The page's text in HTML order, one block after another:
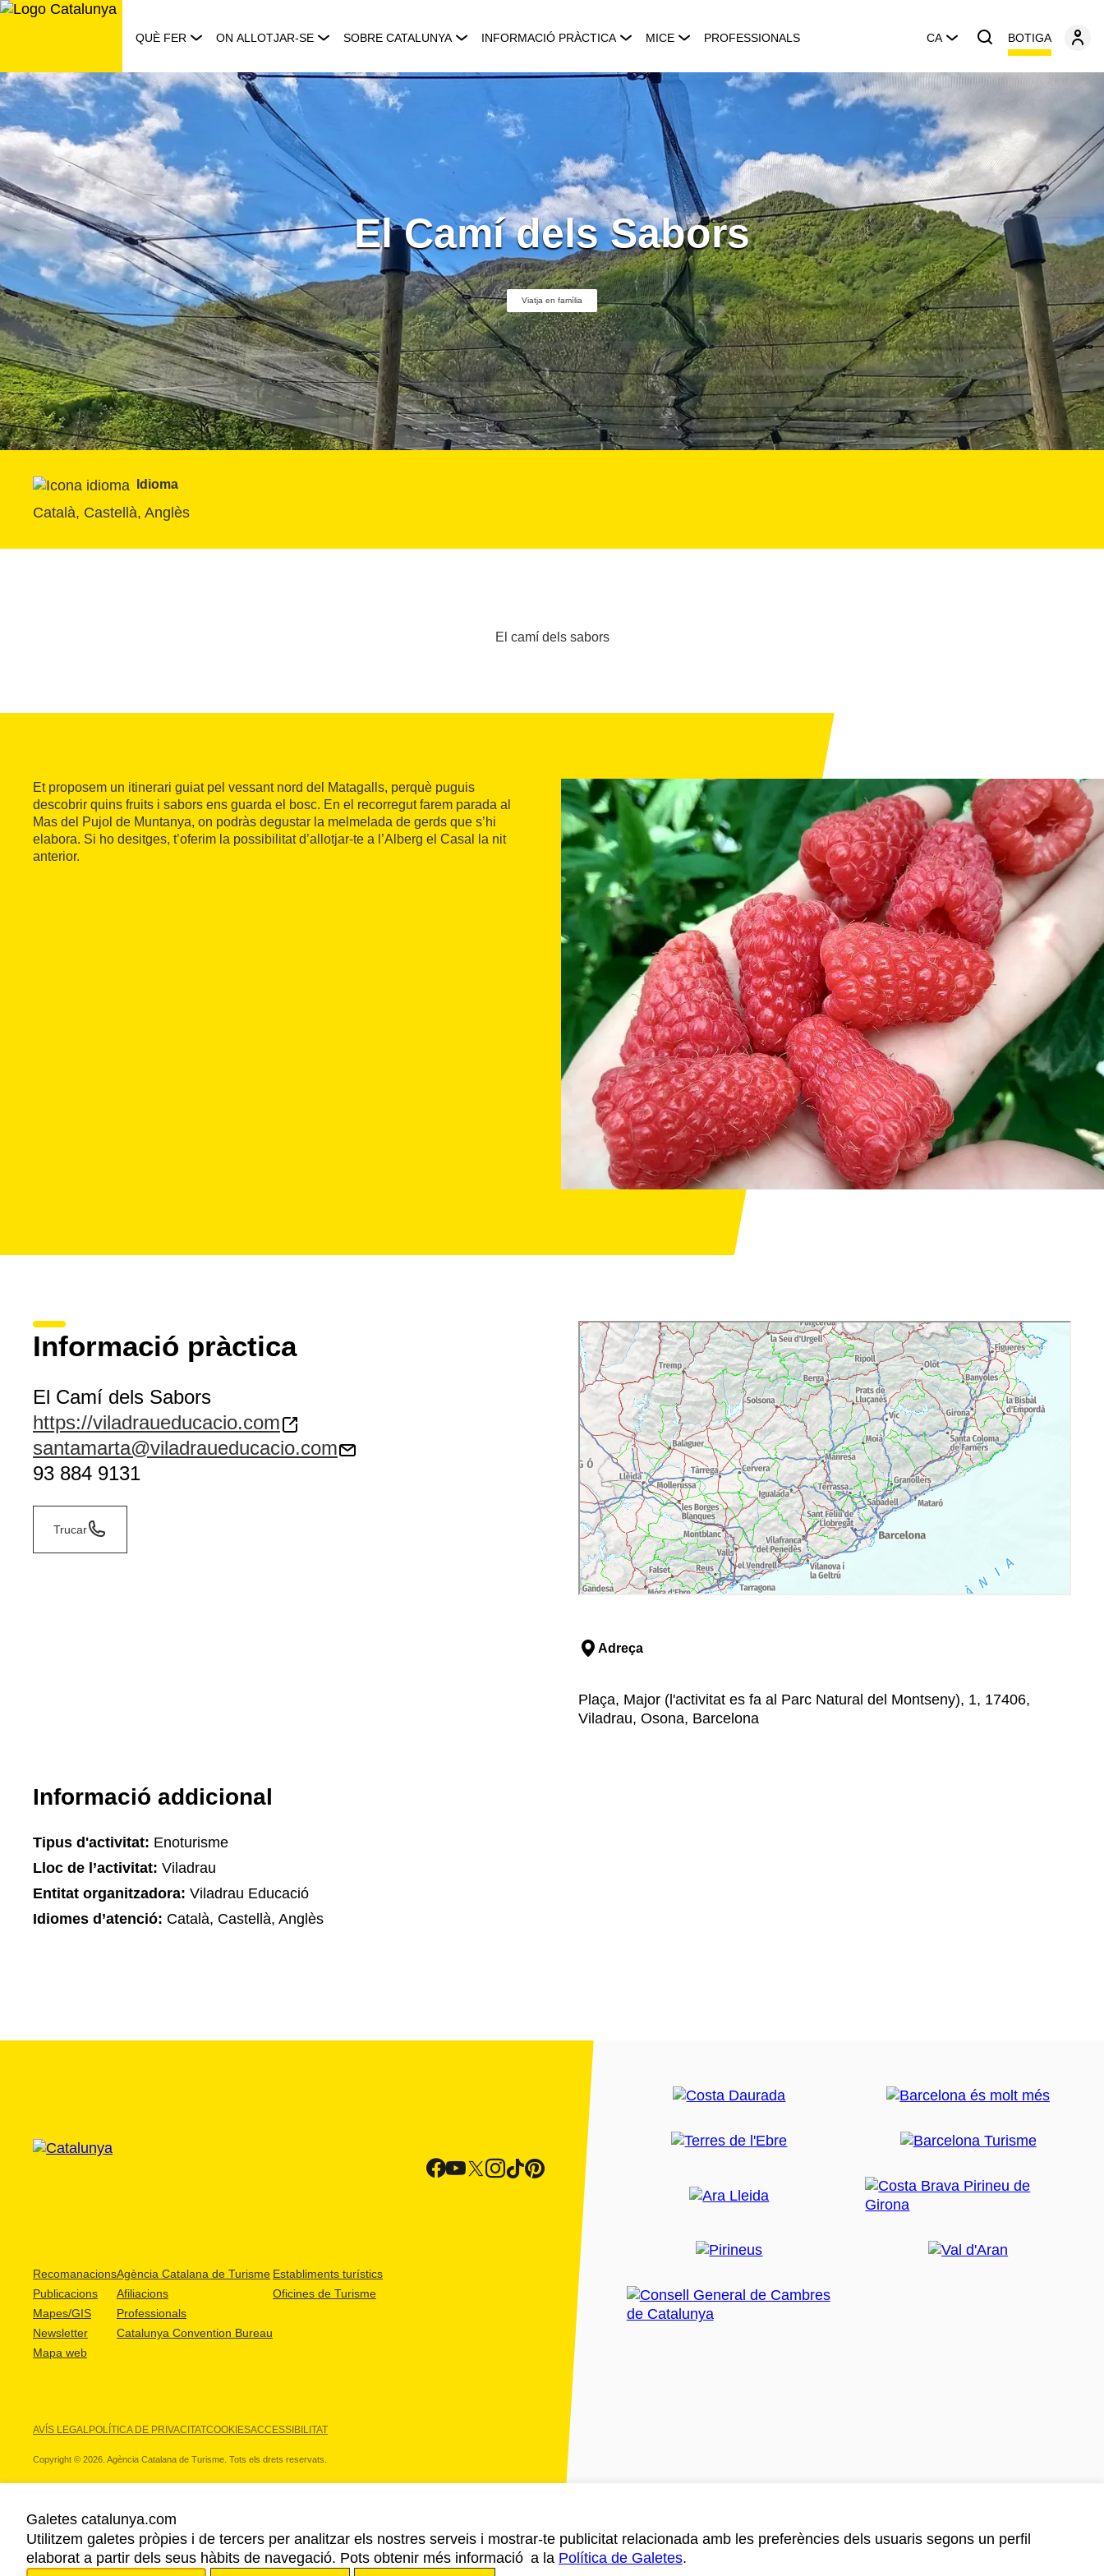
Saltar
QUÈ FER ON ALLOTJAR-SE SOBRE CATALUNYA INFORMACIÓ PRÀCTICA MICE PROFESSIONALS CA BOTIGA
El Camí dels Sabors
Viatja en família
Idioma
Català, Castellà, Anglès
El camí dels sabors
Et proposem un itinerari guiat pel vessant nord del Matagalls, perquè puguis
descobrir quins fruits i sabors ens guarda el bosc. En el recorregut farem parada al
Mas del Pujol de Muntanya, on podràs degustar la melmelada de gerds que s’hi
elabora. Si ho desitges, t’oferim la possibilitat d’allotjar-te a l’Alberg el Casal la nit
anterior.
Informació pràctica
El Camí dels Sabors
https://viladraueducacio.com
santamarta@viladraueducacio.com
93 884 9131
Trucar
Adreça
Plaça, Major (l'activitat es fa al Parc Natural del Montseny), 1, 17406,
Viladrau, Osona, Barcelona
Informació addicional
Tipus d'activitat: Enoturisme
Lloc de l’activitat: Viladrau
Entitat organitzadora: Viladrau Educació
Idiomes d’atenció: Català, Castellà, Anglès
Recomanacions
Publicacions
Mapes/GIS
Newsletter
Mapa web
Agència Catalana de Turisme
Afiliacions
Professionals
Catalunya Convention Bureau
Establiments turístics
Oficines de Turisme
AVÍS LEGALPOLÍTICA DE PRIVACITATCOOKIESACCESSIBILITAT
Copyright © 2026. Agència Catalana de Turisme. Tots els drets reservats.
ELS NOSTRES PARTNERS
Galetes catalunya.com
Utilitzem galetes pròpies i de tercers per analitzar els nostres serveis i mostrar-te publicitat relacionada amb les preferències dels usuaris segons un perfil
elaborat a partir dels seus hàbits de navegació. Pots obtenir més informació a la Política de Galetes.